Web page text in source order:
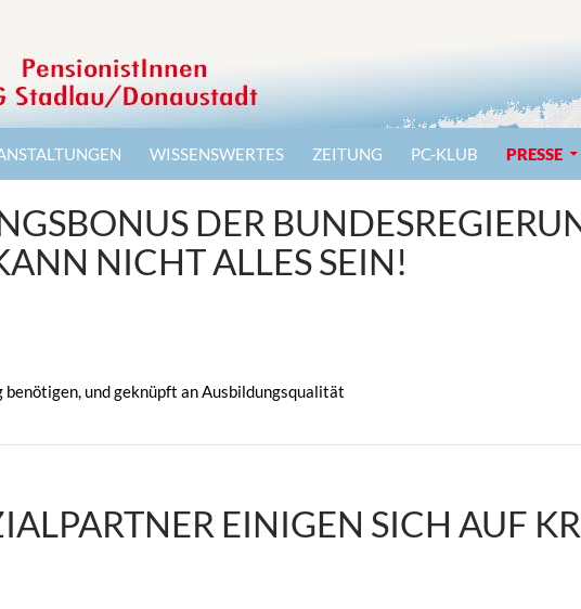
WISSENSWERTES ZEITUNG PC-KLUB PRESSE
DER
NICHT ALLES SEIN!
und geknüpft an Ausbildungsqualität
EINIGEN SICH AUF